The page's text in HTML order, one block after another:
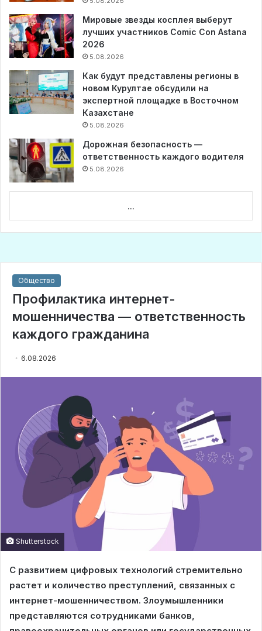
Мировые звезды косплея выберут
лучших участников Comic Con Astana
2026
5.08.2026
Как будут представлены регионы в
новом Курултае обсудили на
экспертной площадке в Восточном
Казахстане
5.08.2026
Дорожная безопасность —
ответственность каждого водителя
5.08.2026
...